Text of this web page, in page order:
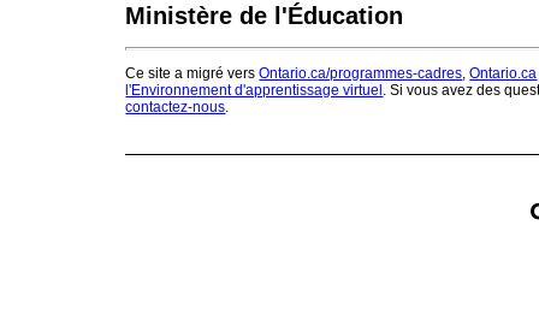
Ministère de l'Éducation
Ce site a migré versOntario.ca/programmes-cadres ,Ontario.ca
l'Environnement d'apprentissage virtuel . Si vous avez des
contactez-nous